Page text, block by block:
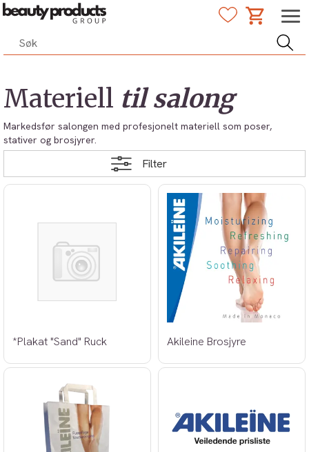
Materiell til salong
Markedsfør salongen med profesjonelt materiell som poser,
stativer og brosjyrer.
Filter
*Plakat "Sand" Ruck Akileine Brosjyre